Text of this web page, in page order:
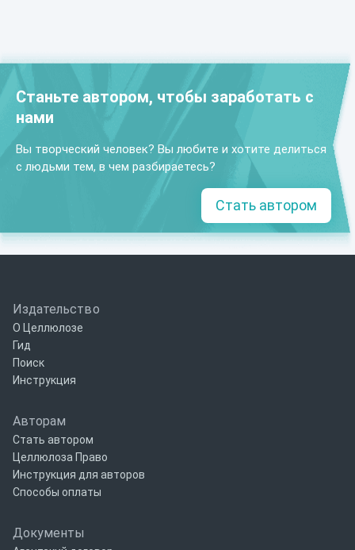
Станьте автором, чтобы заработать с
нами
Вы творческий человек? Вы любите и хотите делиться
с людьми тем, в чем разбираетесь?
Стать автором
Издательство
О Целлюлозе
Гид
Поиск
Инструкция
Авторам
Стать автором
Целлюлоза Право
Инструкция для авторов
Способы оплаты
Документы